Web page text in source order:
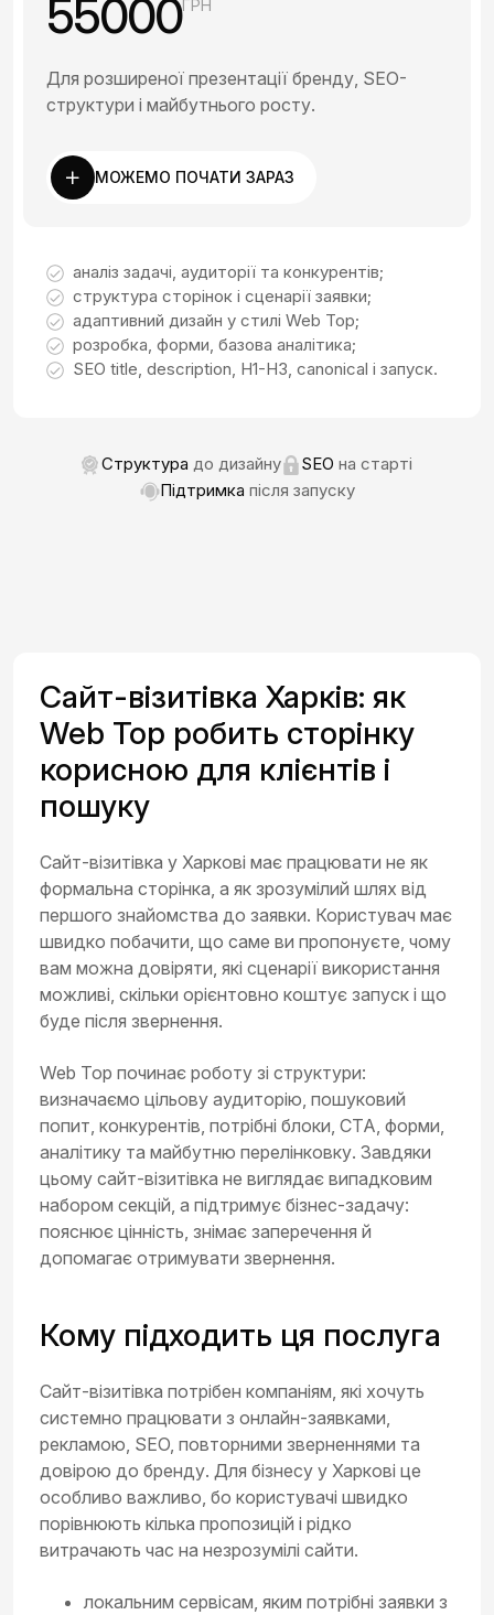
55000 ГРН
Для розширеної презентації бренду, SEO-
структури і майбутнього росту.
МОЖЕМО ПОЧАТИ ЗАРАЗ
аналіз задачі, аудиторії та конкурентів;
структура сторінок і сценарії заявки;
адаптивний дизайн у стилі Web Top;
розробка, форми, базова аналітика;
SEO title, description, H1-H3, canonical і запуск.
Структура до дизайну SEO на старті
Підтримка після запуску
Сайт-візитівка Харків: як
Web Top робить сторінку
корисною для клієнтів і
пошуку
Сайт-візитівка у Харкові має працювати не як
формальна сторінка, а як зрозумілий шлях від
першого знайомства до заявки. Користувач має
швидко побачити, що саме ви пропонуєте, чому
вам можна довіряти, які сценарії використання
можливі, скільки орієнтовно коштує запуск і що
буде після звернення.
Web Top починає роботу зі структури:
визначаємо цільову аудиторію, пошуковий
попит, конкурентів, потрібні блоки, CTA, форми,
аналітику та майбутню перелінковку. Завдяки
цьому сайт-візитівка не виглядає випадковим
набором секцій, а підтримує бізнес-задачу:
пояснює цінність, знімає заперечення й
допомагає отримувати звернення.
Кому підходить ця послуга
Сайт-візитівка потрібен компаніям, які хочуть
системно працювати з онлайн-заявками,
рекламою, SEO, повторними зверненнями та
довірою до бренду. Для бізнесу у Харкові це
особливо важливо, бо користувачі швидко
порівнюють кілька пропозицій і рідко
витрачають час на незрозумілі сайти.
локальним сервісам, яким потрібні заявки з